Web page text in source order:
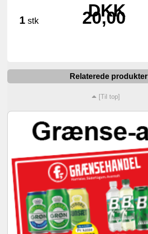
1 stk
DKK
20,00
Relaterede produkter
[Til top]